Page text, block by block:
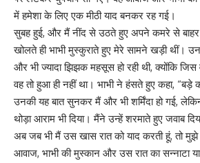
में हमेशा के लिए एक मीठी याद बनकर रह गई।
सुबह हुई, और मैं नींद से उठते हुए अपने कमरे से बाहर
खोलते ही भाभी मुस्कुराते हुए मेरे सामने खड़ी थीं।
और भी ज्यादा झिझक महसूस हो रही थी, क्योंकि
वह तो हुआ ही नहीं था। भाभी ने हंसते हुए कहा, “बड़े
उनकी यह बात सुनकर मैं और भी शर्मिंदा हो गई,
थोड़ा आराम भी दिया। मैंने उन्हें शरमाते हुए जवाब
अब जब भी मैं उस खास रात को याद करती हूं, तो
आवाज, भाभी की मुस्कान और उस रात का सन्नाटा